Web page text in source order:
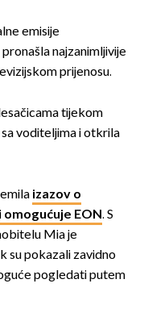
emisije
najzanimljivije
prijenosu.
tijekom
voditeljima i otkrila
izazov o
EON. S
Mia je
su pokazali zavidno
pogledati putem